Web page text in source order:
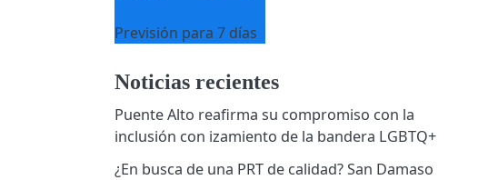
Previsión para 7 días
Noticias recientes
Puente Alto reafirma su compromiso con la
inclusión con izamiento de la bandera LGBTQ+
¿En busca de una PRT de calidad? San Damaso